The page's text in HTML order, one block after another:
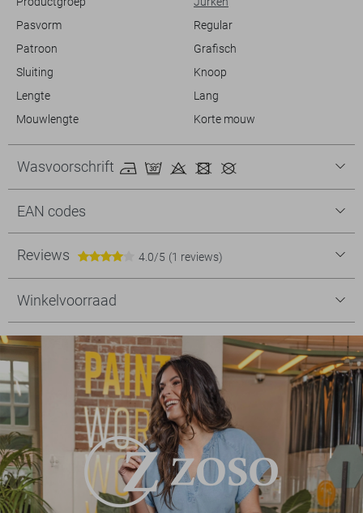
Pasvorm
Regular
Patroon
Grafisch
Sluiting
Knoop
Lengte
Lang
Mouwlengte
Korte mouw
Wasvoorschrift
EAN codes
Reviews 4.0/5 (1 reviews)
Winkelvoorraad